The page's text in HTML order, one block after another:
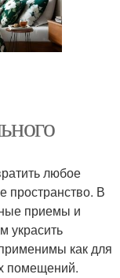
любое
пространство. В
приемы и
украсить
как для
помещений.